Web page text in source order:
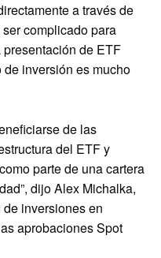
a través de
complicado para
de ETF
inversión es mucho
de las
del ETF y
parte de una cartera
dijo Alex Michalka,
inversiones en
aprobaciones Spot